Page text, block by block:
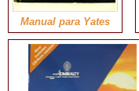
Manual para Yates